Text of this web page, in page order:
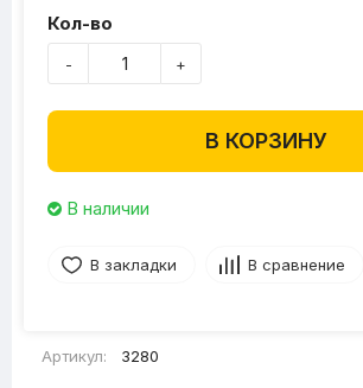
Кол-во
- +
В КОРЗИНУ
В наличии
В закладки В сравнение
Артикул: 3280